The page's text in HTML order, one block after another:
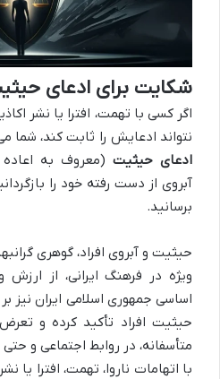
شکایت برای ادعای
اگر کسی با تهمت، افترا یا نشر
نتواند ادعایش را ثابت کند، شما
ادعای حیثیت (معروف به
آبروی از دست رفته خود را
برسانید.
حیثیت و آبروی افراد، گوهری
ویژه در فرهنگ ایرانی، از ارزش
اساسی جمهوری اسلامی ایران نیز
حیثیت افراد تأکید کرده و
متأسفانه، در روابط اجتماعی و
با اتهامات ناروا، تهمت، افترا